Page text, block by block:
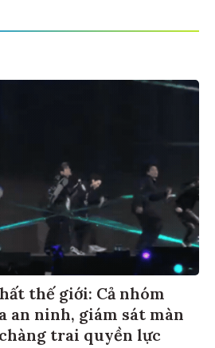
thế giới: Cả nhóm
an ninh, giám sát màn
trai quyền lực